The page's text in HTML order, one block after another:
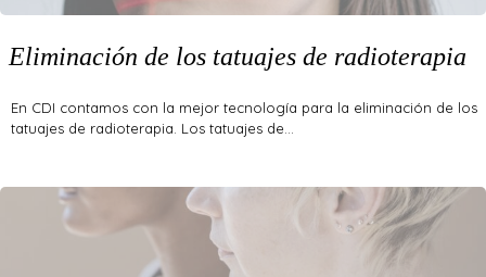
Eliminación de los tatuajes de radioterapia
En CDI contamos con la mejor tecnología para la eliminación de los
tatuajes de radioterapia. Los tatuajes de…